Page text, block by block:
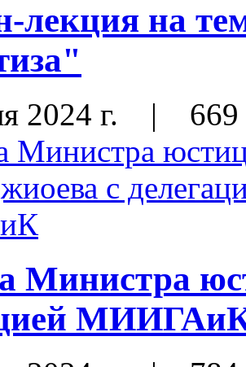
лекция на
2024 г. | 669
Министра